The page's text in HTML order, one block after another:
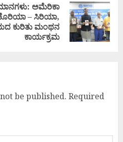
ಅಮೆರಿಕಾ
– ಸಿರಿಯಾ,
ಕುರಿತು ಮಂಥನ
ಕಾರ್ಯಕ್ರಮ
be published. Required